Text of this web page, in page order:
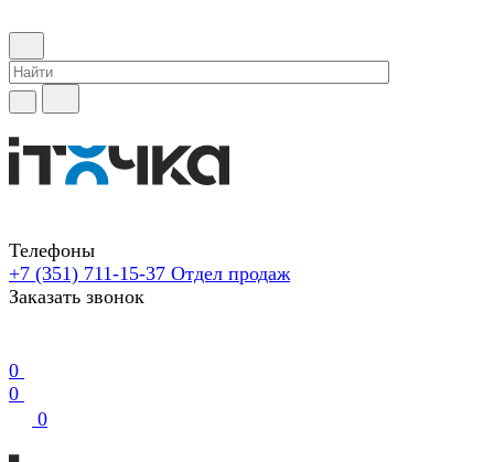
Телефоны
+7 (351) 711-15-37 Отдел продаж
Заказать звонок
0
0
0